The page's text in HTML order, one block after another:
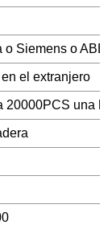
Siemens o ABB
el extranjero
20000PCS una